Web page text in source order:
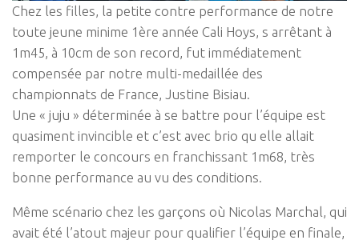
Chez les filles, la petite contre performance de notre
toute jeune minime 1ère année Cali Hoys, s arrêtant à
1m45, à 10cm de son record, fut immédiatement
compensée par notre multi-medaillée des
championnats de France, Justine Bisiau.
Une « juju » déterminée à se battre pour l’équipe est
quasiment invincible et c’est avec brio qu elle allait
remporter le concours en franchissant 1m68, très
bonne performance au vu des conditions.
Même scénario chez les garçons où Nicolas Marchal, qui
avait été l’atout majeur pour qualifier l’équipe en finale,